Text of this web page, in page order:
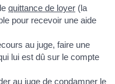
quittance de loyer (la
pour recevoir une aide
au juge, faire une
lui est dû sur le compte
au juge de condamner le